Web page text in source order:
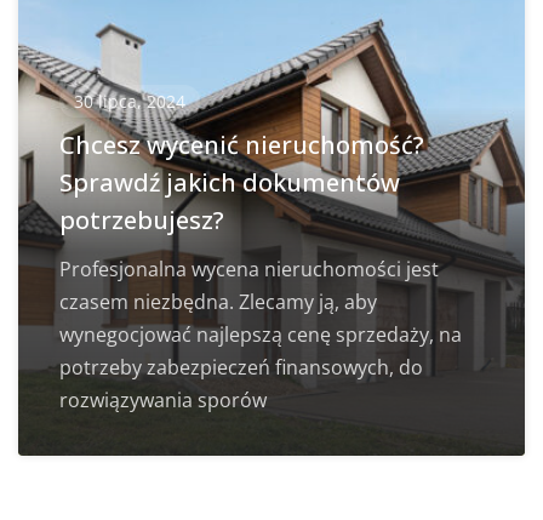
30 lipca, 2024
Chcesz wycenić nieruchomość?
Sprawdź jakich dokumentów
potrzebujesz?
Profesjonalna wycena nieruchomości jest
czasem niezbędna. Zlecamy ją, aby
wynegocjować najlepszą cenę sprzedaży, na
potrzeby zabezpieczeń finansowych, do
rozwiązywania sporów